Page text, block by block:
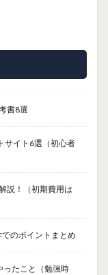
書8選
サイト6選（初心者
説！（初期費用は
のポイントまとめ
ったこと（勉強時